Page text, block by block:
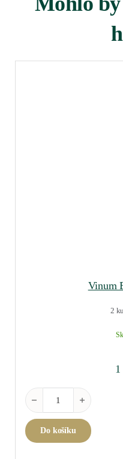
Vinum
2
1
Vinum Brunello á 2ks
Do košíku